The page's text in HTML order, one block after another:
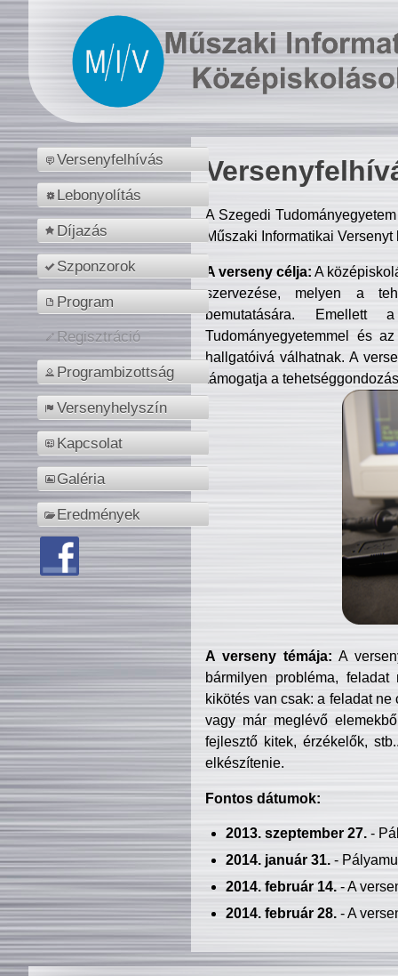
Versenyfelhívás
Lebonyolítás
Díjazás
Szponzorok
Program
Regisztráció
Programbizottság
Versenyhelyszín
Kapcsolat
Galéria
Eredmények
A Szegedi
Műszaki Informatikai
A verseny célja: A
szervezése, melyen a
bemutatására. Emellett
Tudományegyetemmel és
hallgatóivá válhatnak. A
támogatja a
A verseny témája: A
bármilyen probléma, feladat
kikötés van csak: a feladat
vagy már meglévő
fejlesztő kitek, érzékelők,
elkészítenie.
Fontos dátumok:
2013. szeptember 27.-
2014. január 31.-
2014. február 14.- A
2014. február 28.- A